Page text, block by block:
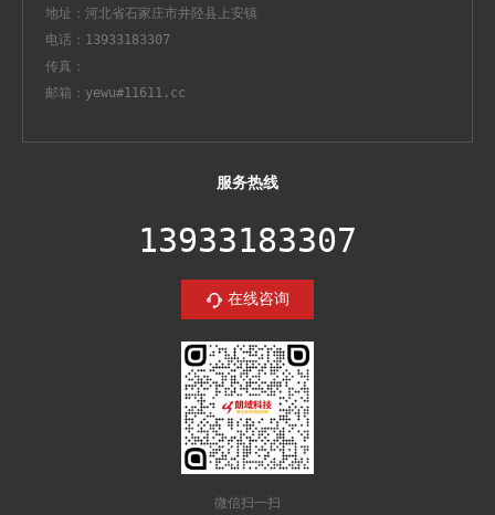
地址：河北省石家庄市井陉县上安镇
电话：13933183307
传真：
邮箱：yewu#11611.cc
服务热线
13933183307
在线咨询
微信扫一扫